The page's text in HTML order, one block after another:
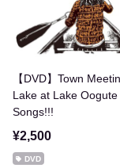
【DVD】Town
Lake at Lake
Songs!!!
¥2,500
DVD